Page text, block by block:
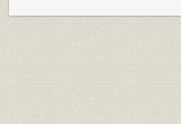
建築
第2節 建設
第1 鉄道敷設予定線
1 鉄道敷設法の公布
2 鉄道敷設法の改正